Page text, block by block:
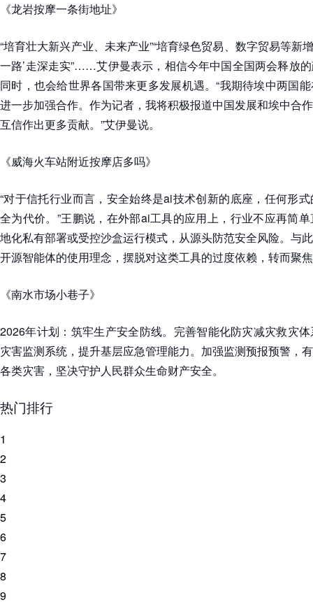
《龙岩按摩一条街地址》
“培育壮大新兴产业、未来产业”“培育绿色贸易、数字贸易等新
一路’走深走实”……艾伊曼表示，相信今年中国全国两会释放
同时，也会给世界各国带来更多发展机遇。“我期待埃中两国
进一步加强合作。作为记者，我将积极报道中国发展和埃中合
互信作出更多贡献。”艾伊曼说。
《威海火车站附近按摩店多吗》
“对于信托行业而言，安全始终是ai技术创新的底座，任何形
全为代价。”王鹏说，在外部ai工具的应用上，行业不应再简
地化私有部署或受控沙盒运行模式，从源头防范安全风险。与
开源智能体的使用理念，摆脱对这类工具的过度依赖，转而聚
《南水市场小巷子》
2026年计划：筑牢生产安全防线。完善智能化防灾减灾救灾
灾害监测系统，提升基层应急管理能力。加强监测预报预警，
各类灾害，坚决守护人民群众生命财产安全。
热门排行
1
2
3
4
5
6
7
8
9